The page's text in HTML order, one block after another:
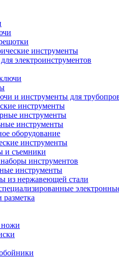
инструменты
электроинструментов
и инструменты для
инструменты
инструменты
инструменты
оборудование
инструменты
и съемники
инструментов
инструменты
из нержавеющей стали